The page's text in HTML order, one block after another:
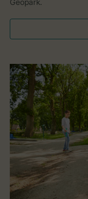
Geopark.